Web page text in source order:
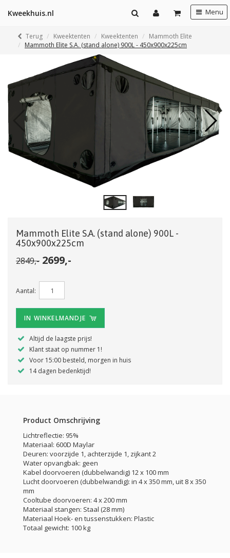
Kweekhuis.nl Menu
Terug Kweektenten Kweektenten
Mammoth Elite
Mammoth Elite S.A. (stand alone) 900L - 450x900x225cm
Mammoth Elite S.A. (stand alone) 900L -
450x900x225cm
2849,- 2699,-
Aantal:
IN WINKELMANDJE
Altijd de laagste prijs!
Klant staat op nummer 1!
Voor 15:00 besteld, morgen in huis
14 dagen bedenktijd!
Product Omschrijving
Lichtreflectie: 95%
Materiaal: 600D Maylar
Deuren: voorzijde 1, achterzijde 1, zijkant 2
Water opvangbak: geen
Kabel doorvoeren (dubbelwandig) 12 x 100 mm
Lucht doorvoeren (dubbelwandig): in 4 x 350 mm, uit 8 x 350
mm
Cooltube doorvoeren: 4 x 200 mm
Materiaal stangen: Staal (28 mm)
Materiaal Hoek- en tussenstukken: Plastic
Totaal gewicht: 100 kg